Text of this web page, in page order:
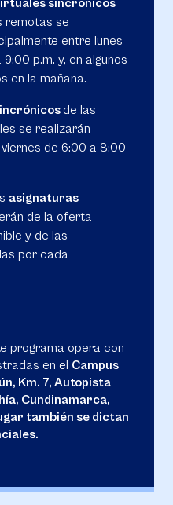
sincrónicos
remotas se
entre lunes
p.m. y, en algunos
en la mañana.
de las
se realizarán
de 6:00 a 8:00
asignaturas
de la oferta
y de las
por cada
programa opera con
en el Campus
Km. 7, Autopista
Cundinamarca,
también se dictan